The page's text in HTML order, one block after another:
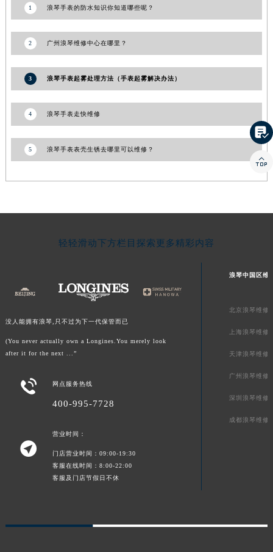
1 浪琴手表的防水知识你知道哪些呢？
2 广州浪琴维修中心在哪里？
3 浪琴手表起雾处理方法（手表起雾解决办法）
4 浪琴手表走快维修
5 浪琴手表表壳生锈去哪里可以维修？
轻轻滑动下方栏目探索更多精彩内容
没人能拥有浪琴,只不过为下一代保管而已
(You never actually own a Longines.You merely look
after it for the next ...”
 网点服务热线
400-995-7728

营业时间：
门店营业时间：09:00-19:30
客服在线时间：8:00-22:00
客服及门店节假日不休
浪琴中国区维
北京浪琴维修
上海浪琴维修
天津浪琴维修
广州浪琴维修
深圳浪琴维修
成都浪琴维修

